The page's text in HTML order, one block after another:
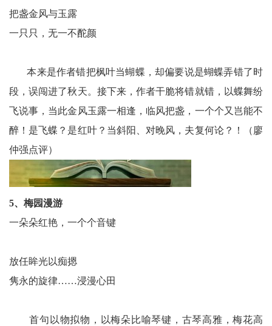
把盏金风与玉露
一只只，无一不酡颜
本来是作者错把枫叶当蝴蝶，却偏要说是蝴蝶弄错了时
段，误闯进了秋天。接下来，作者干脆将错就错，以蝶舞纷
飞说事，当此金风玉露一相逢，临风把盏，一个个又岂能不
醉！是飞蝶？是红叶？当斜阳、对晚风，夫复何论？！（廖
仲强点评）
5、梅园漫游
一朵朵红艳，一个个音键
放任眸光以痴摁
隽永的旋律……浸漫心田
首句以物拟物，以梅朵比喻琴键，古琴高雅，梅花高